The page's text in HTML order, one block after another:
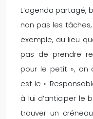
L’agenda partagé,
non pas les
exemple, au lieu
pas de prendre
pour le petit », on
est le «
à lui d’anticiper le
trouver un